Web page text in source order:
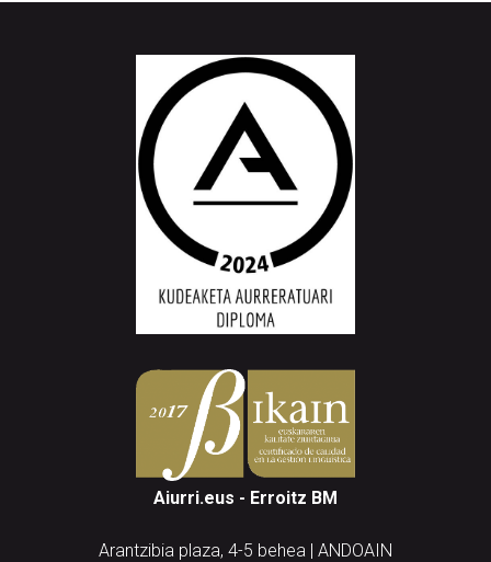
Aiurri.eus - Erroitz BM
Arantzibia plaza, 4-5 behea | ANDOAIN